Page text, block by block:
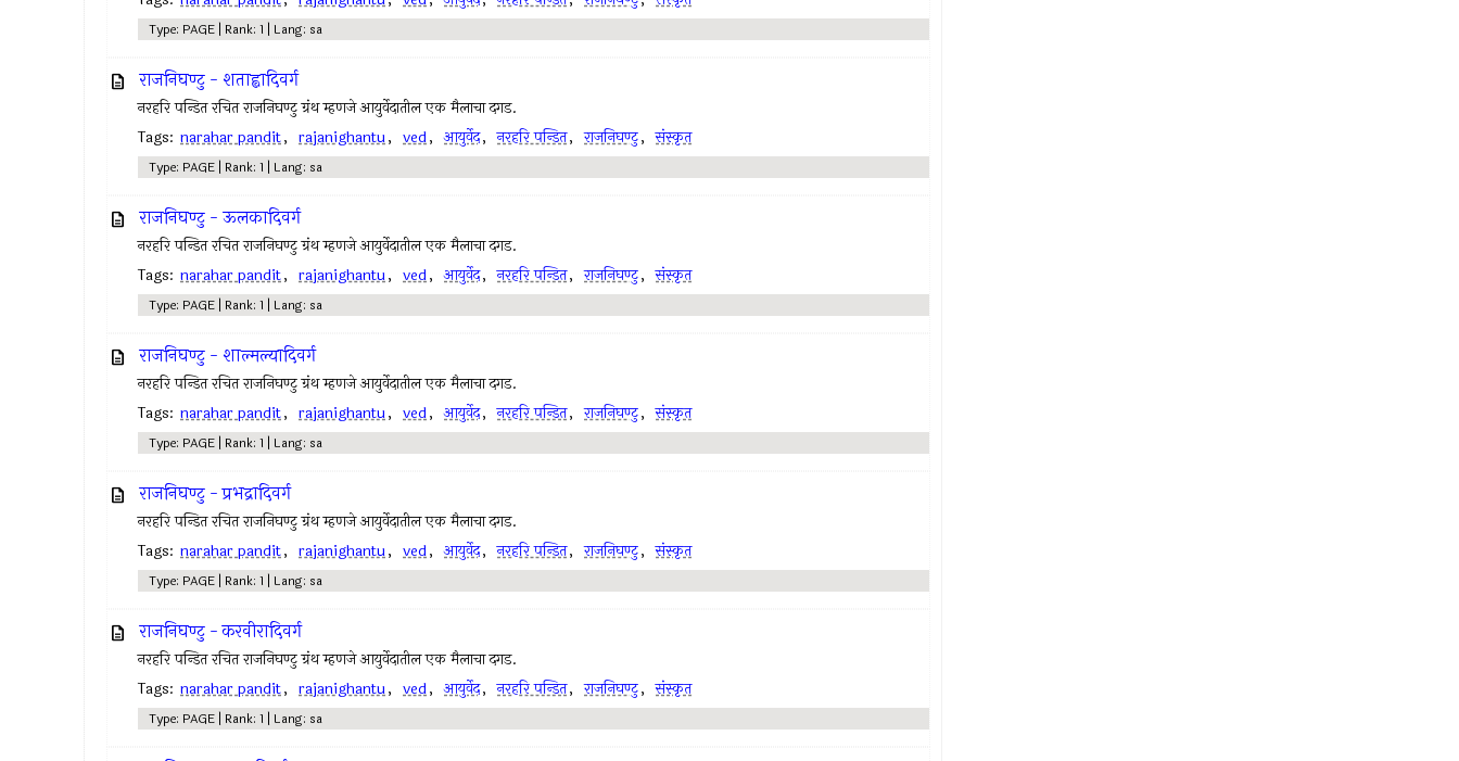
Type: PAGE | Rank: 1 | Lang: sa
राजनिघण्टु - शताह्वादिवर्ग
नरहरि पन्डित रचित राजनिघण्टु ग्रंथ म्हणजे आयुर्वेदातील एक मैलाचा दगड.
Tags: narahar pandit, rajanighantu, ved, आयुर्वेद, नरहरि पन्डित, राजनिघण्टु, संस्कृत
Type: PAGE | Rank: 1 | Lang: sa
राजनिघण्टु - ऊलकादिवर्ग
नरहरि पन्डित रचित राजनिघण्टु ग्रंथ म्हणजे आयुर्वेदातील एक मैलाचा दगड.
Tags: narahar pandit, rajanighantu, ved, आयुर्वेद, नरहरि पन्डित, राजनिघण्टु, संस्कृत
Type: PAGE | Rank: 1 | Lang: sa
राजनिघण्टु - शाल्मल्यादिवर्ग
नरहरि पन्डित रचित राजनिघण्टु ग्रंथ म्हणजे आयुर्वेदातील एक मैलाचा दगड.
Tags: narahar pandit, rajanighantu, ved, आयुर्वेद, नरहरि पन्डित, राजनिघण्टु, संस्कृत
Type: PAGE | Rank: 1 | Lang: sa
राजनिघण्टु - प्रभद्रादिवर्ग
नरहरि पन्डित रचित राजनिघण्टु ग्रंथ म्हणजे आयुर्वेदातील एक मैलाचा दगड.
Tags: narahar pandit, rajanighantu, ved, आयुर्वेद, नरहरि पन्डित, राजनिघण्टु, संस्कृत
Type: PAGE | Rank: 1 | Lang: sa
राजनिघण्टु - करवीरादिवर्ग
नरहरि पन्डित रचित राजनिघण्टु ग्रंथ म्हणजे आयुर्वेदातील एक मैलाचा दगड.
Tags: narahar pandit, rajanighantu, ved, आयुर्वेद, नरहरि पन्डित, राजनिघण्टु, संस्कृत
Type: PAGE | Rank: 1 | Lang: sa